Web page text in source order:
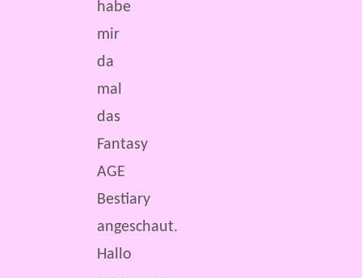
habe
mir
da
mal
das
Fantasy
AGE
Bestiary
angeschaut.
Hallo